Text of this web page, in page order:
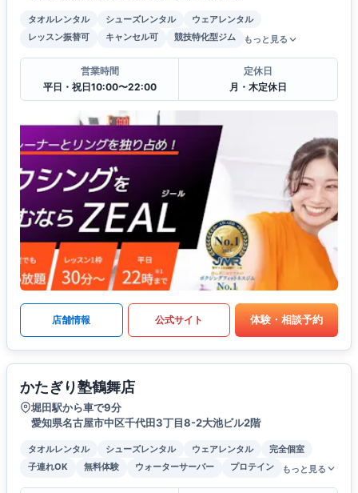
タオルレンタル シューズレンタル
ウェアレンタル
レッスン振替可
キャンセル可 競技特化型ジム もっと見る
営業時間
平日・祝日10:00〜22:00
定休日
月・木定休日
店舗情報 公式サイト 体験・相談予約
かたぎり塾鶴舞店
堀田駅から車で9分
愛知県名古屋市中区千代田3丁目8-2大池ビル2階
タオルレンタル シューズレンタル ウェアレンタル
完全個室
子連れOK
無料体験 ウォーターサーバー プロテイン もっと見る